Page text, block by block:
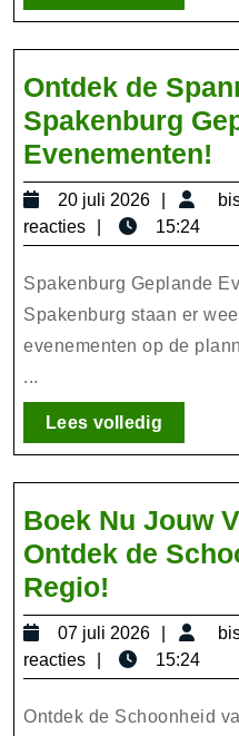
volledig
Ontdek de
Spakenburg
Evenementen!
20 juli 2026
20
juli
2026
reacties
15:24
Spakenburg Geplande
Spakenburg staan er
evenementen op de
...
Lees volledigLees
volledig
Boek Nu Jouw
Ontdek de
Regio!
Nu
Jouw
Verblijf
in
07 juli 2026
07
juli
2026
reacties
15:24
Ontdek de Schoonheid